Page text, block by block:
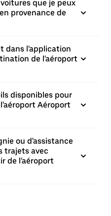
que je peux
provenance de
dans l'application
de l'aéroport
disponibles pour
Aéroport
ou d'assistance
trajets avec
de l'aéroport